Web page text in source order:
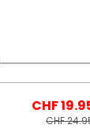
CHF
CHF